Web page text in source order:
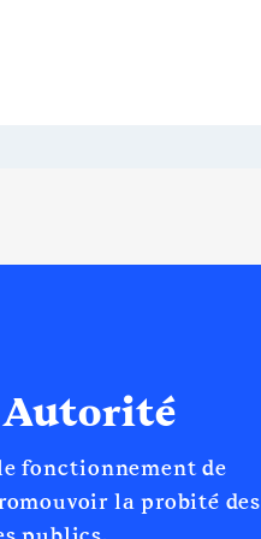
fonctionnement de
la probité des